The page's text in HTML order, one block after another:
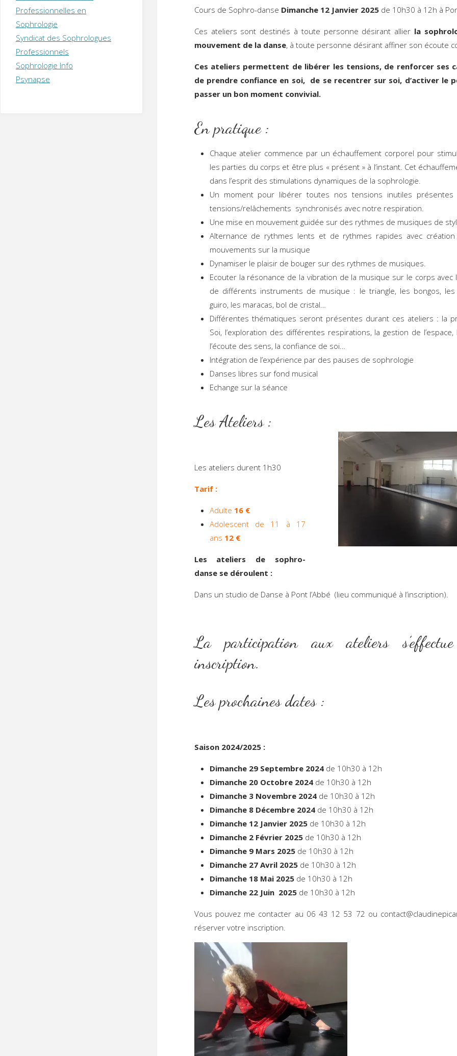
Cours de Sophro-danse Dimanche 12 Janvier 2025de 10h30 à 12h à
Ces ateliers sont destinés à toute personne désirant allier la
mouvement de la danse, à toute personne désirant affiner son écoute
Ces ateliers permettent de libérer les tensions, de renforcer ses
de prendre confiance en soi, de se recentrer sur soi, d’activer le
passer un bon moment convivial.
En pratique :
Chaque atelier commence par un échauffement corporel pour
les parties du corps et être plus « présent » à l’instant. Cet
dans l’esprit des stimulations dynamiques de la sophrologie.
Un moment pour libérer toutes nos tensions inutiles présentes
tensions/relâchements synchronisés avec notre respiration.
Une mise en mouvement guidée sur des rythmes de musiques de
Alternance de rythmes lents et de rythmes rapides avec
mouvements sur la musique
Dynamiser le plaisir de bouger sur des rythmes de musiques.
Ecouter la résonance de la vibration de la musique sur le corps avec
de différents instruments de musique : le triangle, les bongos, les
guiro, les maracas, bol de cristal…
Différentes thématiques seront présentes durant ces ateliers : la
Soi, l’exploration des différentes respirations, la gestion de l’espace,
l’écoute des sens, la confiance de soi…
Intégration de l’expérience par des pauses de sophrologie
Danses libres sur fond musical
Echange sur la séance
Les
Les ateliers durent 1h30
Tarif :
Adulte 16 €
Adolescent de 11 à 17
ans 12 €
Les ateliers de sophro-
danse se déroulent :
Dans un studio de Danse à Pont l’Abbé (lieu communiqué à
La participation aux ateliers
inscription.
Les prochaines
Saison 2024/2025 :
Dimanche 29 Septembre 2024de 10h30 à 12h
Dimanche 20 Octobre 2024de 10h30 à 12h
Dimanche 3 Novembre 2024de 10h30 à 12h
Dimanche 8 Décembre 2024de 10h30 à 12h
Dimanche 12 Janvier 2025de 10h30 à 12h
Dimanche 2 Février 2025de 10h30 à 12h
Dimanche 9 Mars 2025de 10h30 à 12h
Dimanche 27 Avril 2025de 10h30 à 12h
Dimanche 18 Mai 2025de 10h30 à 12h
Dimanche 22 Juin 2025de 10h30 à 12h
Vous pouvez me contacter au 06 43 12 53 72 ou
réserver votre inscription.
Professionnelles en
Sophrologie
Syndicat des Sophrologues
Professionnels
Sophrologie Info
Psynapse